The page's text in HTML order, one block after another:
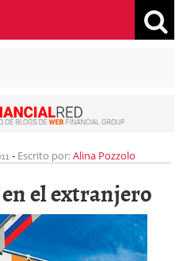
- Escrito por:Alina Pozzolo
el extranjero